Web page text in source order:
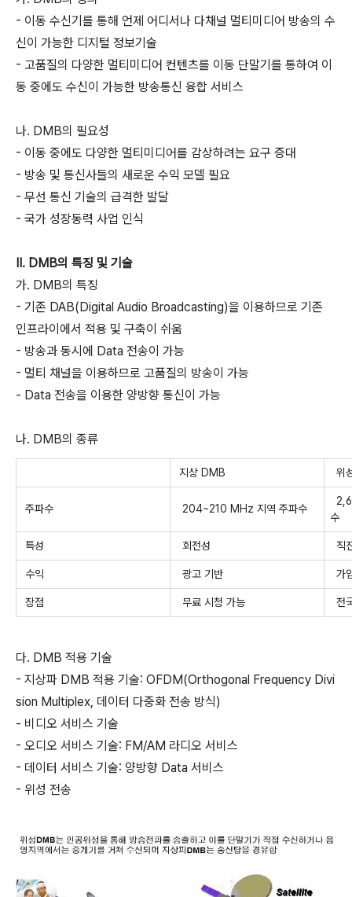
- 이동 수신기를 통해 언제 어디서나 다채널 멀티미디어 방송의 수
신이 가능한 디지털 정보기술
- 고품질의 다양한 멀티미디어 컨텐츠를 이동 단말기를 통하여 이
동 중에도 수신이 가능한 방송통신 융합 서비스
나. DMB의 필요성
- 이동 중에도 다양한 멀티미디어를 감상하려는 요구 증대
- 방송 및 통신사들의 새로운 수익 모델 필요
- 무선 통신 기술의 급격한 발달
- 국가 성장동력 사업 인식
II. DMB의 특징 및 기술
가. DMB의 특징
- 기존 DAB(Digital Audio Broadcasting)을 이용하므로 기존
인프라이에서 적용 및 구축이 쉬움
- 방송과 동시에 Data 전송이 가능
- 멀티 채널을 이용하므로 고품질의 방송이 가능
- Data 전송을 이용한 양방향 통신이 가능
나. DMB의 종류
지상 DMB 위
주파수 204~210 MHz 지역 주파수
수
특성 회전성 직
수익 광고 기반 가
장점 무료 시청 가능 전
다. DMB 적용 기술
- 지상파 DMB 적용 기술: OFDM(Orthogonal Frequency Divi
sion Multiplex, 데이터 다중화 전송 방식)
- 비디오 서비스 기술
- 오디오 서비스 기술: FM/AM 라디오 서비스
- 데이터 서비스 기술: 양방향 Data 서비스
- 위성 전송